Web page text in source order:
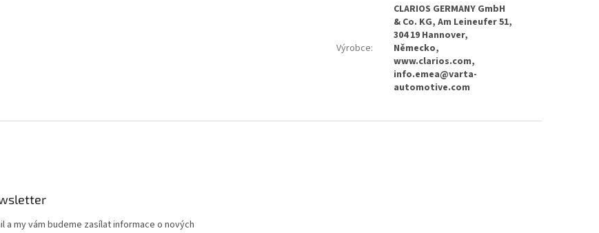
Výrobce:
CLARIOS GERMANY GmbH
& Co. KG, Am Leineufer 51,
304 19 Hannover,
Německo,
www.clarios.com,
info.emea@varta-
automotive.com
a my vám budeme zasílat informace o nových